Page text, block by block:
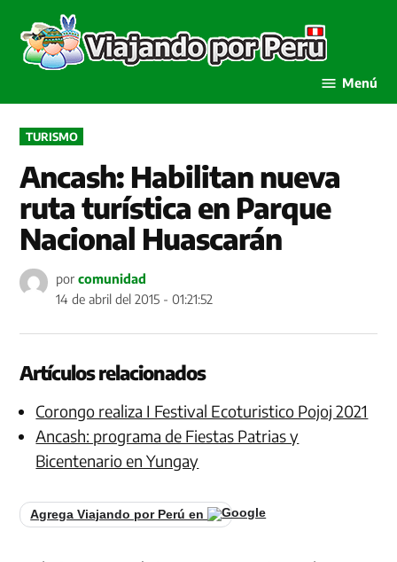
contenido
por
Menú
PUBLICADO
EN
TURISMO
Ancash: Habilitan nueva
ruta turística en Parque
Nacional Huascarán
por comunidad
14 de abril del 2015 - 01:21:52
Artículos relacionados
Corongo realiza I Festival Ecoturistico Pojoj 2021
Ancash: programa de Fiestas Patrias y
Bicentenario en Yungay
Agrega Viajando por Perú en